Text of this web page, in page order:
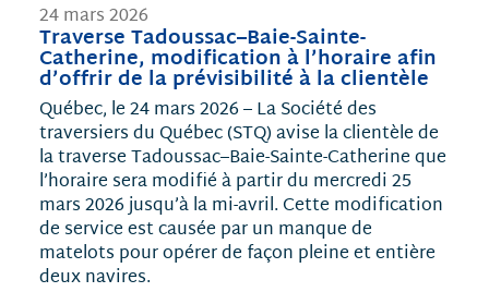
Traverse Tadoussac–Baie-Sainte-
Catherine, modification à l’horaire afin
d’offrir de la prévisibilité à la clientèle
24 mars 2026
Québec, le 24 mars 2026 – La Société des
traversiers du Québec (STQ) avise la clientèle de
la traverse Tadoussac–Baie-Sainte-Catherine que
l’horaire sera modifié à partir du mercredi 25
mars 2026 jusqu’à la mi-avril. Cette modification
de service est causée par un manque de
matelots pour opérer de façon pleine et entière
deux navires.